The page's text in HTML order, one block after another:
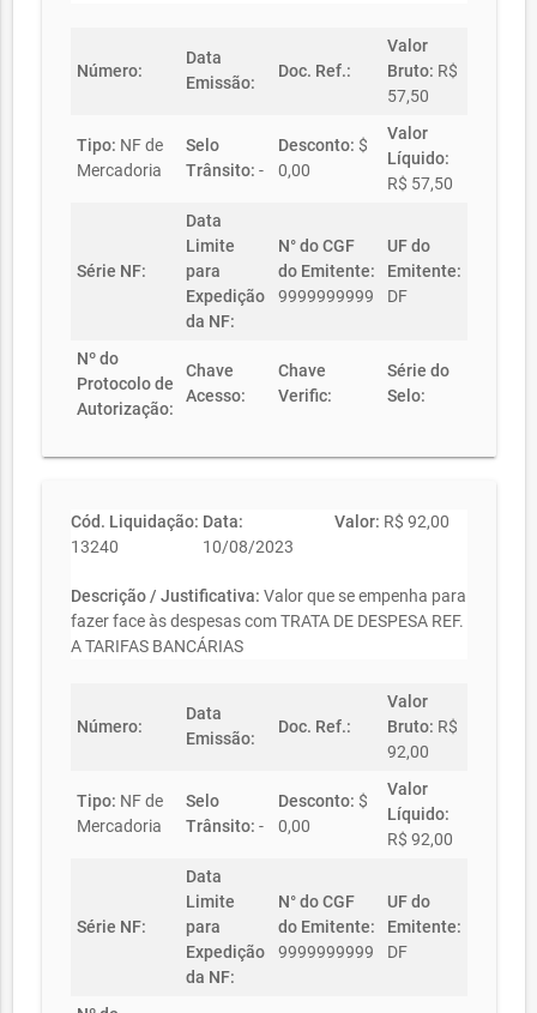
Número:
Data
Emissão:
Doc. Ref.:
Valor
Bruto: R$
57,50
Tipo: NF de
Mercadoria
Selo
Trânsito: -
Desconto: $
0,00
Valor
Líquido:
R$ 57,50
Série NF:
Data
Limite
para
Expedição
da NF:
N° do CGF
do Emitente:
9999999999
UF do
Emitente:
DF
Nº do
Protocolo de
Autorização:
Chave
Acesso:
Chave
Verific:
Série do
Selo:
Cód. Liquidação:
13240
Data:
10/08/2023
Valor: R$ 92,00
Descrição / Justificativa: Valor que se empenha para
fazer face às despesas com TRATA DE DESPESA REF.
A TARIFAS BANCÁRIAS
Número:
Data
Emissão:
Doc. Ref.:
Valor
Bruto: R$
92,00
Tipo: NF de
Mercadoria
Selo
Trânsito: -
Desconto: $
0,00
Valor
Líquido:
R$ 92,00
Série NF:
Data
Limite
para
Expedição
da NF:
N° do CGF
do Emitente:
9999999999
UF do
Emitente:
DF